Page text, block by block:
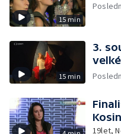
15 min
15 min
3.
19let,